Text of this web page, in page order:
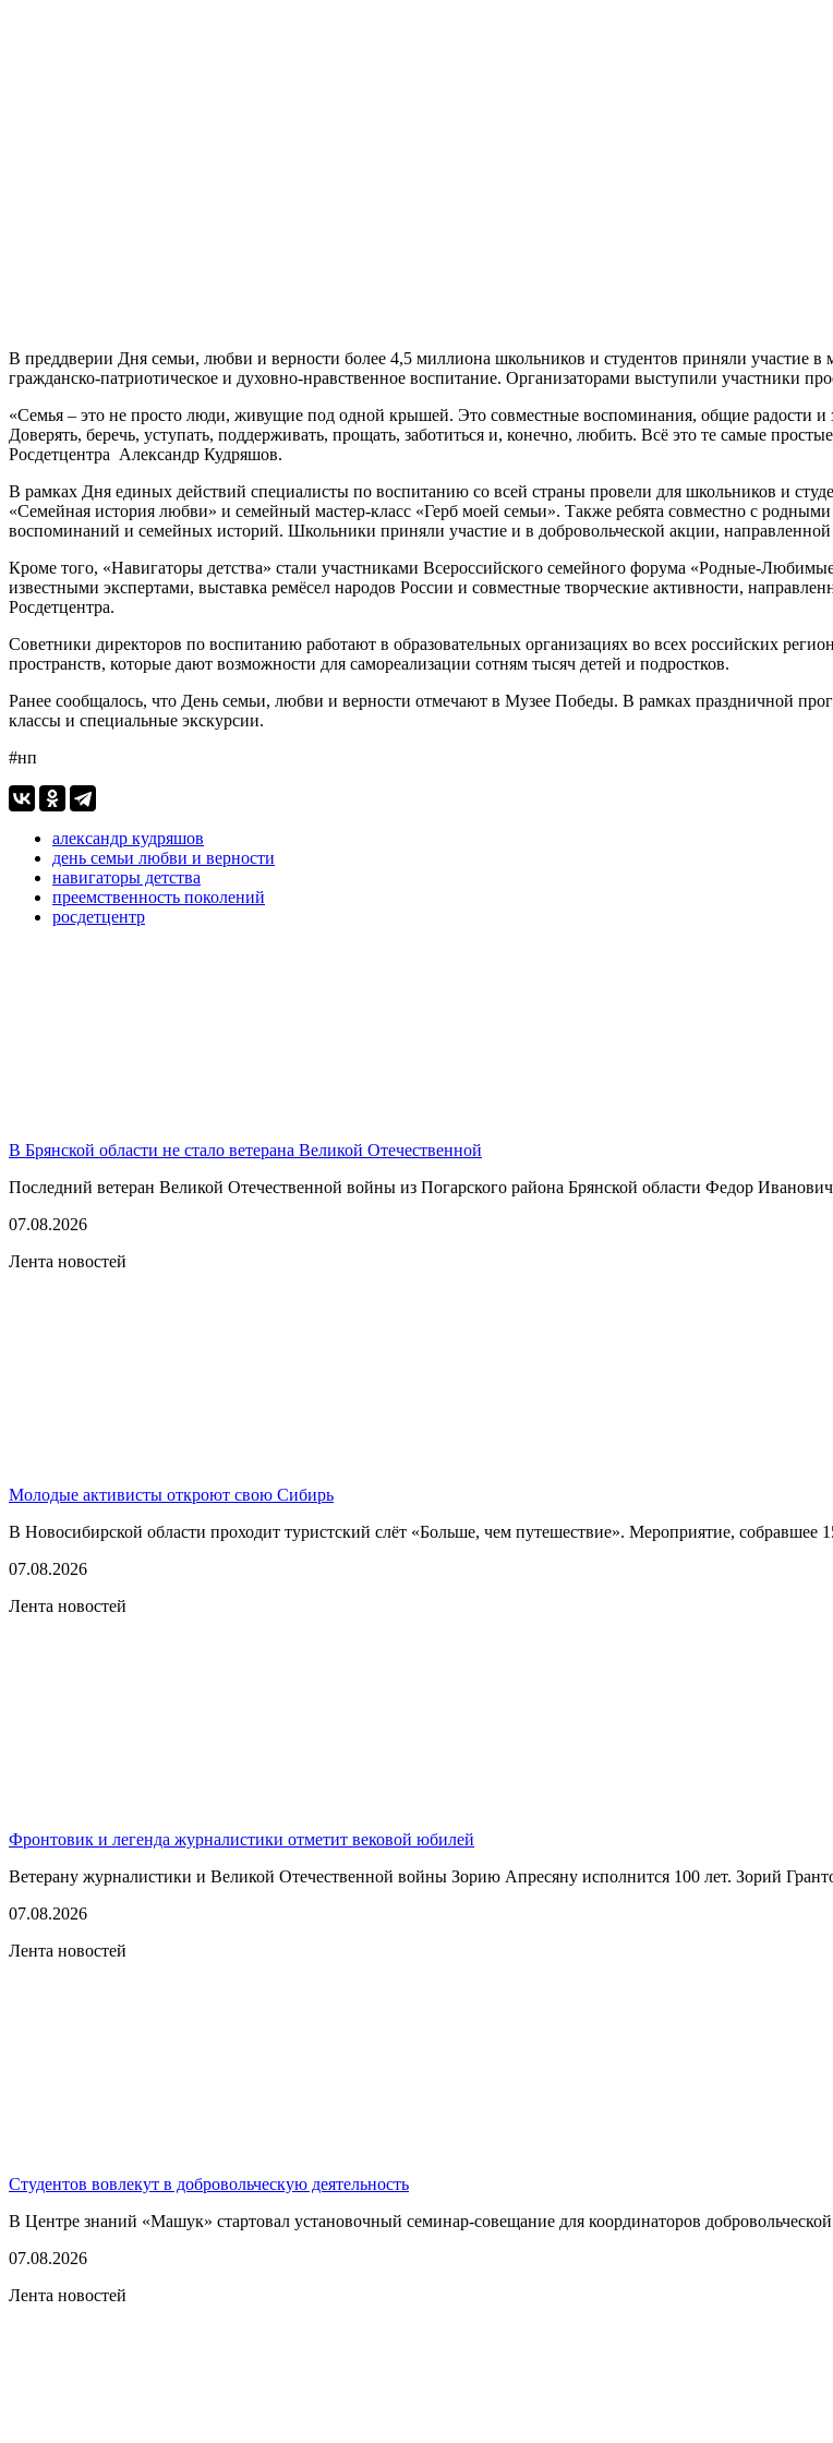
В преддверии Дня семьи, любви и верности более 4,5 миллиона школьников и студентов приняли участие
гражданско-патриотическое и духовно-нравственное воспитание. Организаторами выступили участники
«Семья – это не просто люди, живущие под одной крышей. Это совместные воспоминания, общие радости и
Доверять, беречь, уступать, поддерживать, прощать, заботиться и, конечно, любить. Всё это те самые
Росдетцентра Александр Кудряшов.
В рамках Дня единых действий специалисты по воспитанию со всей страны провели для школьников и
«Семейная история любви» и семейный мастер-класс «Герб моей семьи». Также ребята совместно с
воспоминаний и семейных историй. Школьники приняли участие и в добровольческой акции,
Кроме того, «Навигаторы детства» стали участниками Всероссийского семейного форума «Родные-
известными экспертами, выставка ремёсел народов России и совместные творческие активности,
Росдетцентра.
Советники директоров по воспитанию работают в образовательных организациях во всех российских
пространств, которые дают возможности для самореализации сотням тысяч детей и подростков.
Ранее сообщалось, что День семьи, любви и верности отмечают в Музее Победы. В рамках праздничной
классы и специальные экскурсии.
#нп
александр кудряшов
день семьи любви и верности
навигаторы детства
преемственность поколений
росдетцентр
В Брянской области не стало ветерана Великой Отечественной
Последний ветеран Великой Отечественной войны из Погарского района Брянской области Федор
07.08.2026
Лента новостей
Молодые активисты откроют свою Сибирь
В Новосибирской области проходит туристский слёт «Больше, чем путешествие». Мероприятие, собравшее
07.08.2026
Лента новостей
Фронтовик и легенда журналистики отметит вековой юбилей
Ветерану журналистики и Великой Отечественной войны Зорию Апресяну исполнится 100 лет. Зорий
07.08.2026
Лента новостей
Студентов вовлекут в добровольческую деятельность
В Центре знаний «Машук» стартовал установочный семинар-совещание для координаторов добровольческой
07.08.2026
Лента новостей